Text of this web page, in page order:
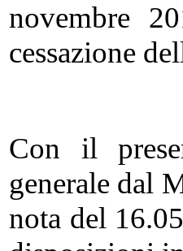
novembre
cessazione
Con il
generale dal
nota del